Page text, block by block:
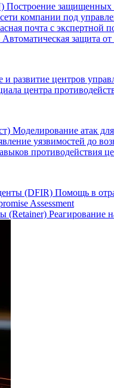
Построение защищенных
компании под
почта с экспертной
Автоматическая защита
и развитие центров
центра
Моделирование атак
уязвимостей до
противодействия
(DFIR) Помощь в
Assessment
(Retainer) Реагирование